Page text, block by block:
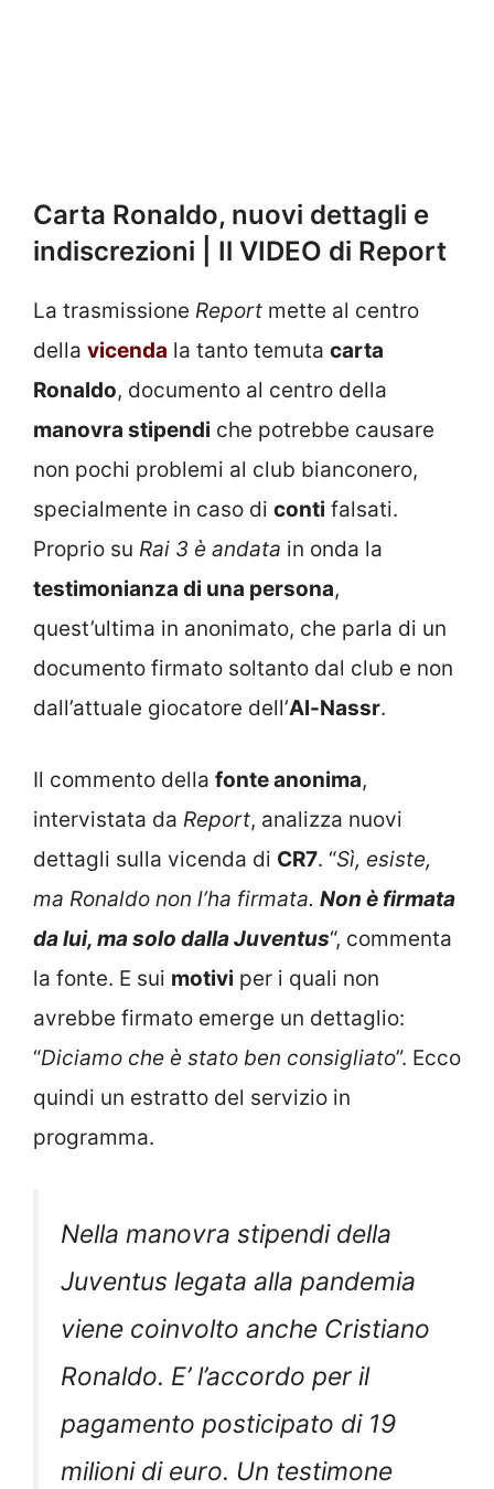
Carta Ronaldo, nuovi dettagli e
indiscrezioni | Il VIDEO di Report
La trasmissione Report mette al centro
della vicenda la tanto temuta carta
Ronaldo, documento al centro della
manovra stipendi che potrebbe causare
non pochi problemi al club bianconero,
specialmente in caso di conti falsati.
Proprio su Rai 3 è andata in onda la
testimonianza di una persona,
quest’ultima in anonimato, che parla di un
documento firmato soltanto dal club e non
dall’attuale giocatore dell’Al-Nassr.
Il commento della fonte anonima,
intervistata da Report, analizza nuovi
dettagli sulla vicenda di CR7. “Sì, esiste,
ma Ronaldo non l’ha firmata. Non è firmata
da lui, ma solo dalla Juventus“, commenta
la fonte. E sui motivi per i quali non
avrebbe firmato emerge un dettaglio:
“Diciamo che è stato ben consigliato”. Ecco
quindi un estratto del servizio in
programma.
Nella manovra stipendi della
Juventus legata alla pandemia
viene coinvolto anche Cristiano
Ronaldo. E’ l’accordo per il
pagamento posticipato di 19
milioni di euro. Un testimone